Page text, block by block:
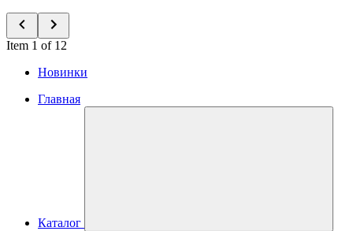
Item 1 of 12
Новинки
Главная
Каталог